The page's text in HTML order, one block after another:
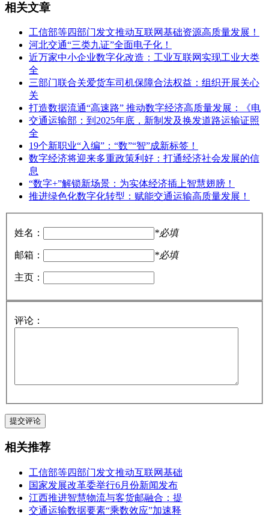
相关文章
工信部等四部门发文推动互联网基础资源高质量发展！
河北交通“三类九证”全面电子化！
近万家中小企业数字化改造：工业互联网实现工业大类
全
三部门联合关爱货车司机保障合法权益：组织开展关心
关
打造数据流通“高速路” 推动数字经济高质量发展：《电
交通运输部：到2025年底，新制发及换发道路运输证照
全
19个新职业“入编”：“数”“智”成新标签！
数字经济将迎来多重政策利好：打通经济社会发展的信
息
“数字+”解锁新场景：为实体经济插上智慧翅膀！
推进绿色化数字化转型：赋能交通运输高质量发展！
姓名： *必填
邮箱： *必填
主页：
评论：
相关推荐
工信部等四部门发文推动互联网基础
国家发展改革委举行6月份新闻发布
江西推进智慧物流与客货邮融合：提
交通运输数据要素“乘数效应”加速释